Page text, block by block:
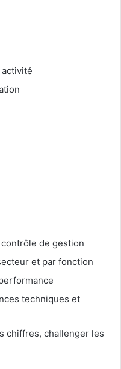
de gestion
et par fonction
techniques et
chiffres, challenger les